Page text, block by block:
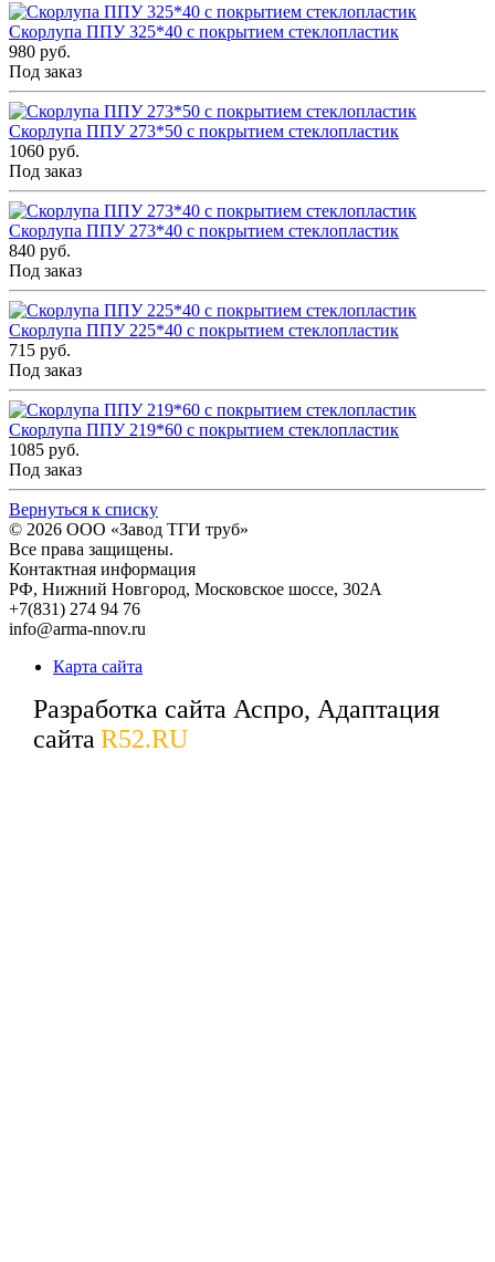
Скорлупа ППУ 325*40 с покрытием стеклопластик
980 руб.
Под заказ
Скорлупа ППУ 273*50 с покрытием стеклопластик
1060 руб.
Под заказ
Скорлупа ППУ 273*40 с покрытием стеклопластик
840 руб.
Под заказ
Скорлупа ППУ 225*40 с покрытием стеклопластик
715 руб.
Под заказ
Скорлупа ППУ 219*60 с покрытием стеклопластик
1085 руб.
Под заказ
Вернуться к списку
© 2026 ООО «Завод ТГИ труб»
Все права защищены.
Контактная информация
РФ, Нижний Новгород, Московское шоссе, 302А
+7(831) 274 94 76
info@arma-nnov.ru
Карта сайта
Разработка сайта Аспро, Адаптация
сайта R52.RU